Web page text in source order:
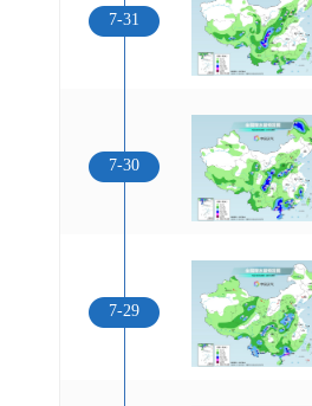
7-31
7-30
7-29